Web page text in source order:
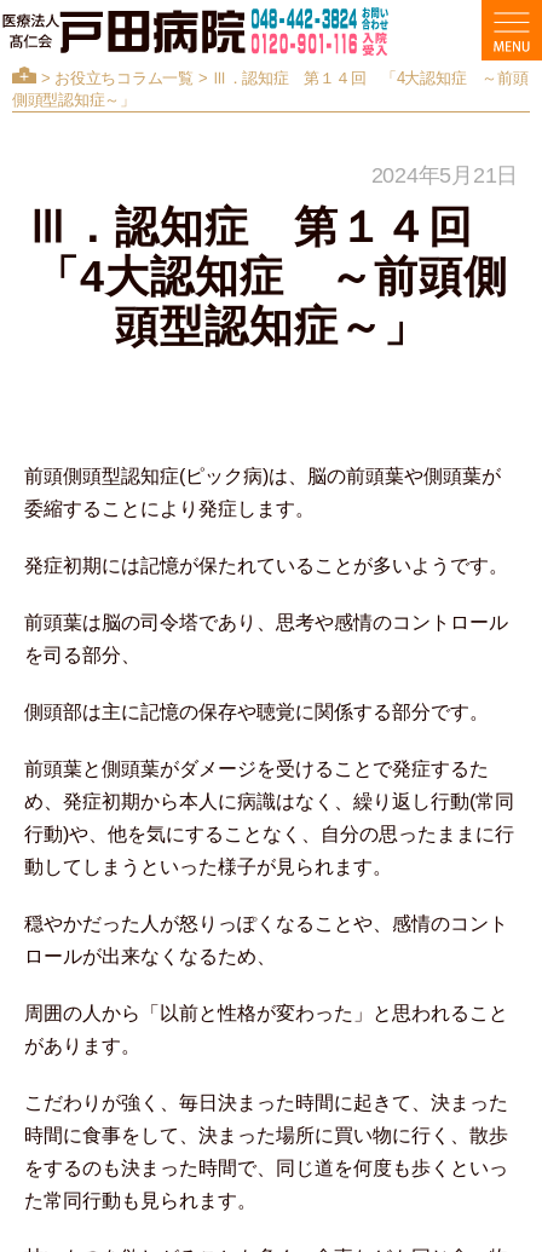
> お役立ちコラム一覧 > Ⅲ．認知症 第１４回 「4大認知症 ～前頭
側頭型認知症～」
2024年5月21日
Ⅲ．認知症 第１４回
「4大認知症 ～前頭側
頭型認知症～」
前頭側頭型認知症(ピック病)は、脳の前頭葉や側頭葉が
委縮することにより発症します。
発症初期には記憶が保たれていることが多いようです。
前頭葉は脳の司令塔であり、思考や感情のコントロール
を司る部分、
側頭部は主に記憶の保存や聴覚に関係する部分です。
前頭葉と側頭葉がダメージを受けることで発症するた
め、発症初期から本人に病識はなく、繰り返し行動(常同
行動)や、他を気にすることなく、自分の思ったままに行
動してしまうといった様子が見られます。
穏やかだった人が怒りっぽくなることや、感情のコント
ロールが出来なくなるため、
周囲の人から「以前と性格が変わった」と思われること
があります。
こだわりが強く、毎日決まった時間に起きて、決まった
時間に食事をして、決まった場所に買い物に行く、散歩
をするのも決まった時間で、同じ道を何度も歩くといっ
た常同行動も見られます。